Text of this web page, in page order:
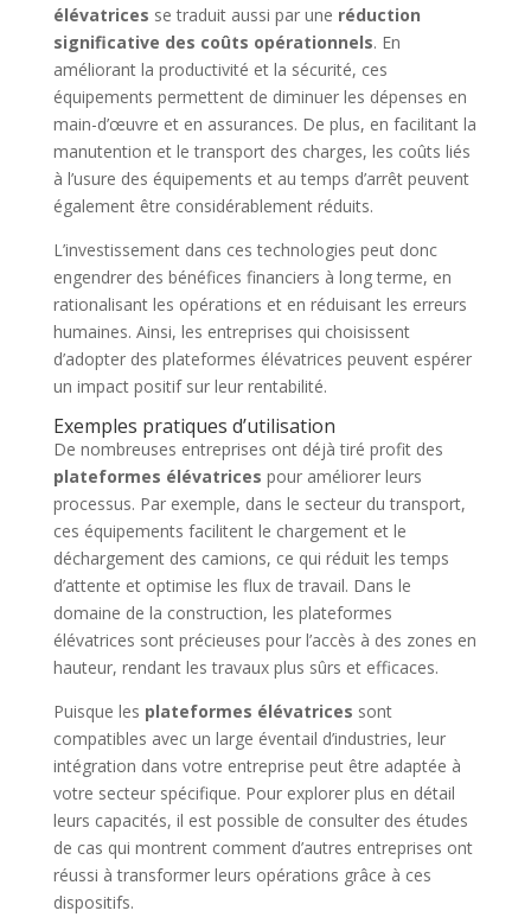
élévatrices se traduit aussi par une réduction
significative des coûts opérationnels. En
améliorant la productivité et la sécurité, ces
équipements permettent de diminuer les dépenses en
main-d’œuvre et en assurances. De plus, en facilitant la
manutention et le transport des charges, les coûts liés
à l’usure des équipements et au temps d’arrêt peuvent
également être considérablement réduits.
L’investissement dans ces technologies peut donc
engendrer des bénéfices financiers à long terme, en
rationalisant les opérations et en réduisant les erreurs
humaines. Ainsi, les entreprises qui choisissent
d’adopter des plateformes élévatrices peuvent espérer
un impact positif sur leur rentabilité.
Exemples pratiques d’utilisation
De nombreuses entreprises ont déjà tiré profit des
plateformes élévatrices pour améliorer leurs
processus. Par exemple, dans le secteur du transport,
ces équipements facilitent le chargement et le
déchargement des camions, ce qui réduit les temps
d’attente et optimise les flux de travail. Dans le
domaine de la construction, les plateformes
élévatrices sont précieuses pour l’accès à des zones en
hauteur, rendant les travaux plus sûrs et efficaces.
Puisque les plateformes élévatrices sont
compatibles avec un large éventail d’industries, leur
intégration dans votre entreprise peut être adaptée à
votre secteur spécifique. Pour explorer plus en détail
leurs capacités, il est possible de consulter des études
de cas qui montrent comment d’autres entreprises ont
réussi à transformer leurs opérations grâce à ces
dispositifs.